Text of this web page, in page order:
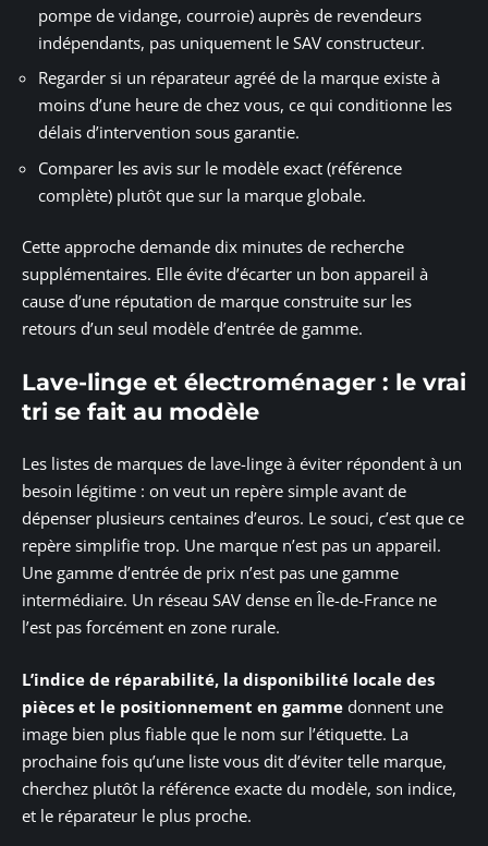
pompe de vidange, courroie) auprès de revendeurs
indépendants, pas uniquement le SAV constructeur.
Regarder si un réparateur agréé de la marque existe à
moins d’une heure de chez vous, ce qui conditionne les
délais d’intervention sous garantie.
Comparer les avis sur le modèle exact (référence
complète) plutôt que sur la marque globale.
Cette approche demande dix minutes de recherche
supplémentaires. Elle évite d’écarter un bon appareil à
cause d’une réputation de marque construite sur les
retours d’un seul modèle d’entrée de gamme.
Lave-linge et électroménager : le vrai
tri se fait au modèle
Les listes de marques de lave-linge à éviter répondent à un
besoin légitime : on veut un repère simple avant de
dépenser plusieurs centaines d’euros. Le souci, c’est que ce
repère simplifie trop. Une marque n’est pas un appareil.
Une gamme d’entrée de prix n’est pas une gamme
intermédiaire. Un réseau SAV dense en Île-de-France ne
l’est pas forcément en zone rurale.
L’indice de réparabilité, la disponibilité locale des
pièces et le positionnement en gamme donnent une
image bien plus fiable que le nom sur l’étiquette. La
prochaine fois qu’une liste vous dit d’éviter telle marque,
cherchez plutôt la référence exacte du modèle, son indice,
et le réparateur le plus proche.